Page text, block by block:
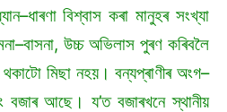
বিশ্বাস কৰা মানুহৰ সংখ্যা
উচ্চ অভিলাস পুৰণ কৰিবলৈ
থকাটো মিছা নহয়। বন্যপ্ৰাণীৰ অংগ–
বজাৰ আছে। য’ত বজাৰখনে স্থানীয়